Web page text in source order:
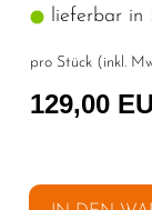
lieferbar in
pro Stück (inkl.
129,00